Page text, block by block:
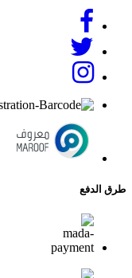
طرق الدفع